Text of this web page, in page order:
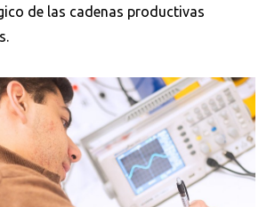
de las cadenas productivas